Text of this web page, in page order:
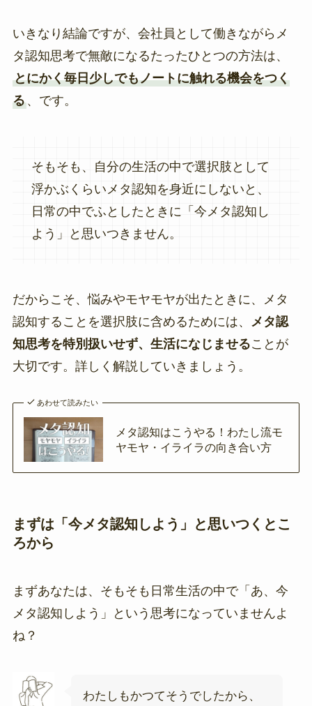
いきなり結論ですが、会社員として働きながらメ
タ認知思考で無敵になるたったひとつの方法は、
とにかく毎日少しでもノートに触れる機会をつく
る、です。
そもそも、自分の生活の中で選択肢として
浮かぶくらいメタ認知を身近にしないと、
日常の中でふとしたときに「今メタ認知し
よう」と思いつきません。
だからこそ、悩みやモヤモヤが出たときに、メタ
認知することを選択肢に含めるためには、 メタ認
知思考を特別扱いせず、生活になじませることが
大切です。詳しく解説していきましょう。
あわせて読みたい
メタ認知はこうやる！わたし流モ
ヤモヤ・イライラの向き合い方
まずは「今メタ認知しよう」と思いつくとこ
ろから
まずあなたは、そもそも日常生活の中で「あ、今
メタ認知しよう」という思考になっていませんよ
ね？
わたしもかつてそうでしたから、